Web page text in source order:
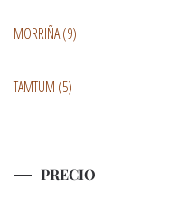
MORRIÑA(9)
TAMTUM (5)
PRECIO